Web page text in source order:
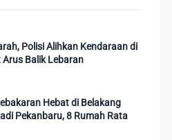
Polisi Alihkan Kendaraan di
Arus Balik Lebaran
Hebat di Belakang
Pekanbaru, 8 Rumah Rata